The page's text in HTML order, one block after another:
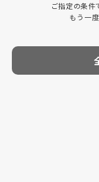
ご指定の条件
もう一